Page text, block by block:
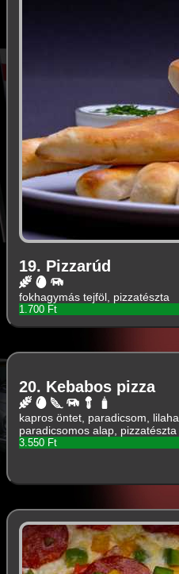
19. Pizzarúd
fokhagymás tejföl, pizzatészta
1.700 Ft
20. Kebabos pizza
kapros öntet, paradicsom,
paradicsomos alap, pizzatészta
3.550 Ft